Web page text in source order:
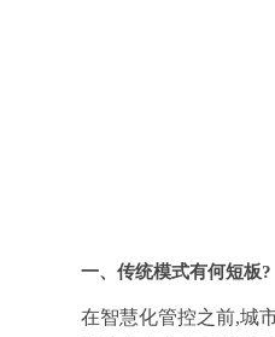
一、传统模式有何短板?
在智慧化管控之前,城